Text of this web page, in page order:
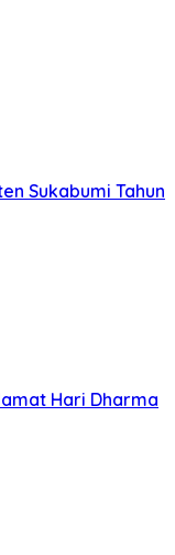
Sukabumi Tahun
Hari Dharma